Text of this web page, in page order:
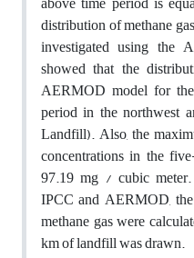
distribution of methane
investigated using the
showed that the
AERMOD model for
period in the northwest
Landfill). Also, the
concentrations in the
97.19 mg / cubic
IPCC and AERMOD,
methane gas were
km of landfill was drawn.